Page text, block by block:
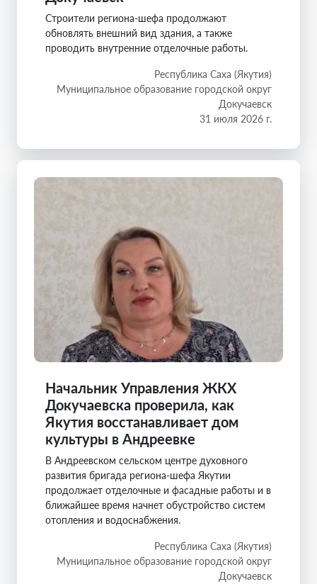
Строители региона-шефа продолжают
обновлять внешний вид здания, а также
проводить внутренние отделочные работы.
Республика Саха (Якутия)
Муниципальное образование городской округ
Докучаевск
31 июля 2026 г.
Начальник Управления ЖКХ
Докучаевска проверила, как
Якутия восстанавливает дом
культуры в Андреевке
В Андреевском сельском центре духовного
развития бригада региона-шефа Якутии
продолжает отделочные и фасадные работы и в
ближайшее время начнет обустройство систем
отопления и водоснабжения.
Республика Саха (Якутия)
Муниципальное образование городской округ
Докучаевск